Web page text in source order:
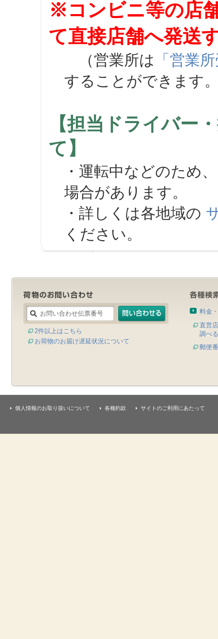
※コンビニ等の店
て直接店舗へ発送
（営業所は 「営業
することができます
【担当ドライバー
て】
・運転中などのため
場合があります。
・詳しくは各地域の
ください。
2件以上はこちら
お荷物のお届け遅延状況について
料金
直営
調べる
郵便
個人情報のお取り扱いについて 各種約款 サイトのご利用にあたって